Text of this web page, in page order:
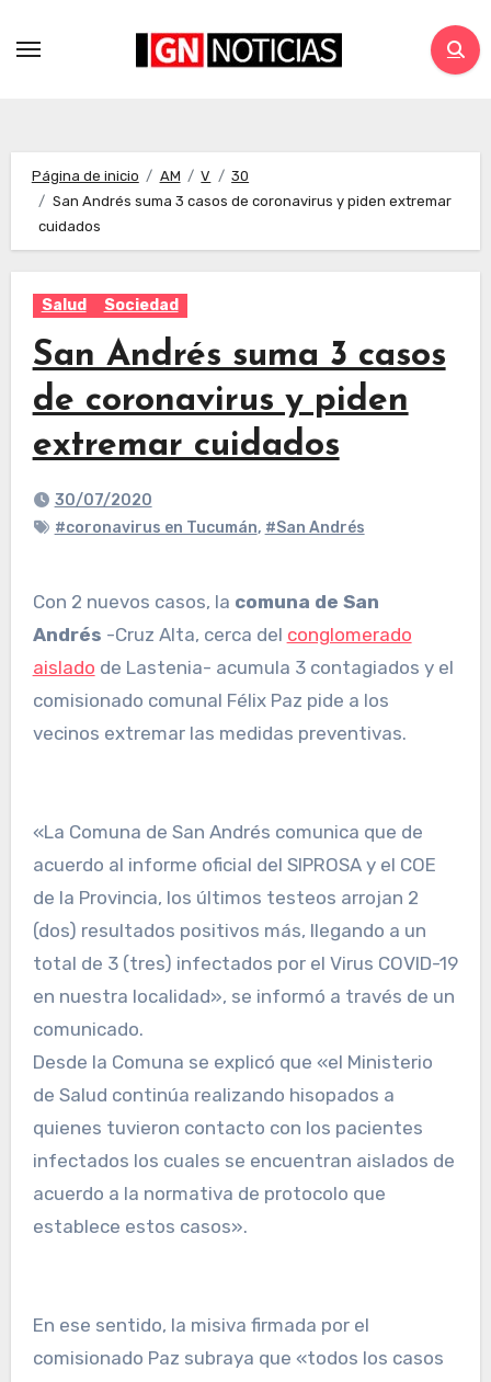
Página de inicio AM V
30
San Andrés suma 3 casos de coronavirus y piden extremar
cuidados
Salud Sociedad
San Andrés suma 3 casos
de coronavirus y piden
extremar cuidados
30/07/2020
#coronavirus en Tucumán, #San Andrés
Con 2 nuevos casos, la comuna de San
Andrés -Cruz Alta, cerca del conglomerado
aislado de Lastenia- acumula 3 contagiados y el
comisionado comunal Félix Paz pide a los
vecinos extremar las medidas preventivas.
«La Comuna de San Andrés comunica que de
acuerdo al informe oficial del SIPROSA y el COE
de la Provincia, los últimos testeos arrojan 2
(dos) resultados positivos más, llegando a un
total de 3 (tres) infectados por el Virus COVID-19
en nuestra localidad», se informó a través de un
comunicado.
Desde la Comuna se explicó que «el Ministerio
de Salud continúa realizando hisopados a
quienes tuvieron contacto con los pacientes
infectados los cuales se encuentran aislados de
acuerdo a la normativa de protocolo que
establece estos casos».
En ese sentido, la misiva firmada por el
comisionado Paz subraya que «todos los casos